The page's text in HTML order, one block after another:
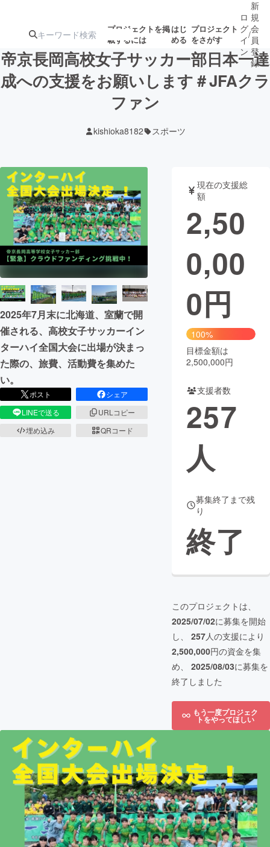
プロジェクトを掲
載するには
はじ
める
プロジェクト
をさがす
注目の新着プロ募集終了が近いプ
テクノロジー・ガジェット
映像・映画 書籍・雑誌
ビジネス・起業 チャレンジ
まちづくり・地域活性化
CAMPFIRE for Social Good
CAMPFIRE Creation
CAMPFIREふるさと納税machi-ya コミュニティ
ロ
グ
イ
ン
/
新
規
会
員
登
録
帝京長岡高校女子サッカー部日本一達
成への支援をお願いします＃JFAクラ
ファン
kishioka8182 スポーツ
2025年7月末に北海道、室蘭で開
催される、高校女子サッカーイン
ターハイ全国大会に出場が決まっ
た際の、旅費、活動費を集めた
い。
ポスト
シェア
LINEで送る
URLコピー
埋め込み
QRコード
現在の支援総
額
2,50
0,00
0円
100%
目標金額は
2,500,000円
支援者数
257
人
募集終了まで残
り
終了
このプロジェクトは、
2025/07/02に募集を開始
し、 257人の支援により
2,500,000円の資金を集
め、 2025/08/03に募集を
終了しました
もう一度プロジェク
トをやってほしい